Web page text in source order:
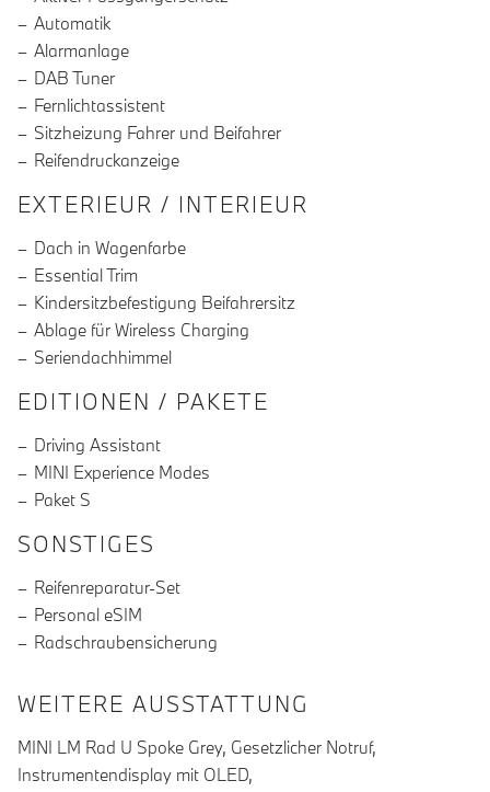
Automatik
Alarmanlage
DAB Tuner
Fernlichtassistent
Sitzheizung Fahrer und Beifahrer
Reifendruckanzeige
EXTERIEUR / INTERIEUR
Dach in Wagenfarbe
Essential Trim
Kindersitzbefestigung Beifahrersitz
Ablage für Wireless Charging
Seriendachhimmel
EDITIONEN / PAKETE
Driving Assistant
MINI Experience Modes
Paket S
SONSTIGES
Reifenreparatur-Set
Personal eSIM
Radschraubensicherung
WEITERE AUSSTATTUNG
MINI LM Rad U Spoke Grey, Gesetzlicher Notruf,
Instrumentendisplay mit OLED,